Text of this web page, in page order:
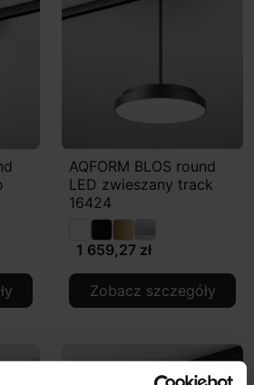
AQFORM BLOS round
LED zwieszany track
16424
1 659,27 zł
Zobacz szczegóły